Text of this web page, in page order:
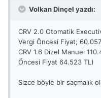
Volkan Dinçel yazdı:
CRV 2.0 Otomatik
Vergi Öncesi Fiyat;
CRV 1.6 Dizel Manuel
Öncesi Fiyat 64.523 TL)
Sizce böyle bir saçmalık